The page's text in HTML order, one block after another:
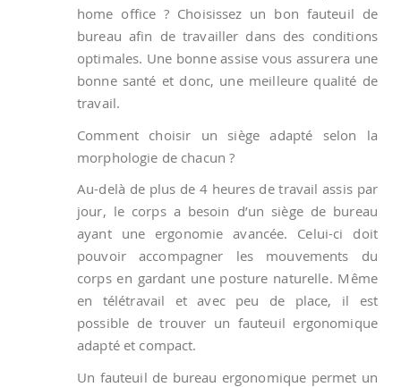
home office ? Choisissez un bon fauteuil de
bureau afin de travailler dans des conditions
optimales. Une bonne assise vous assurera une
bonne santé et donc, une meilleure qualité de
travail.
Comment choisir un siège adapté selon la
morphologie de chacun ?
Au-delà de plus de 4 heures de travail assis par
jour, le corps a besoin d’un siège de bureau
ayant une ergonomie avancée. Celui-ci doit
pouvoir accompagner les mouvements du
corps en gardant une posture naturelle. Même
en télétravail et avec peu de place, il est
possible de trouver un fauteuil ergonomique
adapté et compact.
Un fauteuil de bureau ergonomique permet un